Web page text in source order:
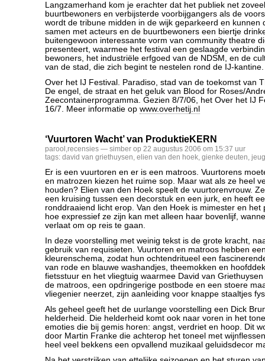
Langzamerhand kom je erachter dat het publiek net
buurtbewoners en verbijsterde voorbijgangers als de
wordt de tribune midden in de wijk geparkeerd en kunnen
samen met acteurs en de buurtbewoners een biertje
buitengewoon interessante vorm van community theatre
presenteert, waarmee het festival een geslaagde
bewoners, het industriële erfgoed van de NDSM, en de
van de stad, die zich begint te nestelen rond de IJ-kantine.
Over het IJ Festival. Paradiso, stad van de toekomst van
De engel, de straat en het geluk van Blood for Roses/
Zeecontainerprogramma. Gezien 8/7/06, het Over het IJ
16/7. Meer informatie op www.overhetij.nl
‘Vuurtoren Wacht’ van ProduktieKERN
parool ,recensies — simber op 22 augustus 2006 om 15:37 uur
tags: david van griethuysen, elien van den hoek, gienke deuten,
Er is een vuurtoren en er is een matroos. Vuurtorens
en matrozen kiezen het ruime sop. Maar wat als ze heel
houden? Elien van den Hoek speelt de vuurtorenvrouw.
een kruising tussen een decorstuk en een jurk, en heeft
ronddraaiend licht erop. Van den Hoek is mimester en het
hoe expressief ze zijn kan met alleen haar bovenlijf,
verlaat om op reis te gaan.
In deze voorstelling met weinig tekst is de grote kracht,
gebruik van requisieten. Vuurtoren en matroos hebben
kleurenschema, zodat hun ochtendritueel een
van rode en blauwe washandjes, theemokken en
fietsstuur en het vliegtuig waarmee David van
de matroos, een opdringerige postbode en een stoere
vliegenier neerzet, zijn aanleiding voor knappe staaltjes
Als geheel geeft het de uurlange voorstelling een Dick
helderheid. Die helderheid komt ook naar voren in het
emoties die bij gemis horen: angst, verdriet en hoop. Dit
door Martin Franke die achterop het toneel met
heel veel bekkens een opvallend muzikaal geluidsdecor